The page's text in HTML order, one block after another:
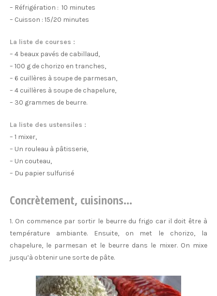
– Réfrigération : 10 minutes
– Cuisson : 15/20 minutes
La liste de courses :
– 4 beaux pavés de cabillaud,
– 100 g de chorizo en tranches,
– 6 cuillères à soupe de parmesan,
– 4 cuillères à soupe de chapelure,
– 30 grammes de beurre.
La liste des ustensiles :
– 1 mixer,
– Un rouleau à pâtisserie,
– Un couteau,
– Du papier sulfurisé
Concrètement, cuisinons…
1. On commence par sortir le beurre du frigo car il doit être à
température ambiante. Ensuite, on met le chorizo, la
chapelure, le parmesan et le beurre dans le mixer. On mixe
jusqu’à obtenir une sorte de pâte.